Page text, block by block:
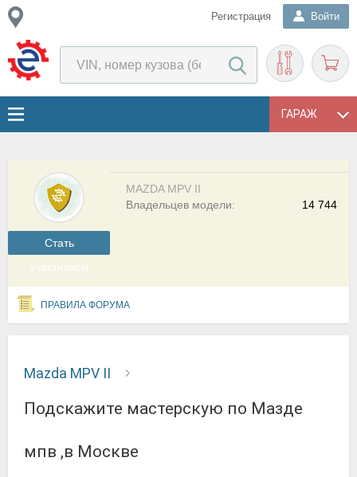
Регистрация Войти
ГАРАЖ
Cтать
участником
MAZDA MPV II
14 744
Владельцев модели:
ПРАВИЛА ФОРУМА
Mazda MPV II
Подскажите мастерскую по Мазде
мпв ,в Москве